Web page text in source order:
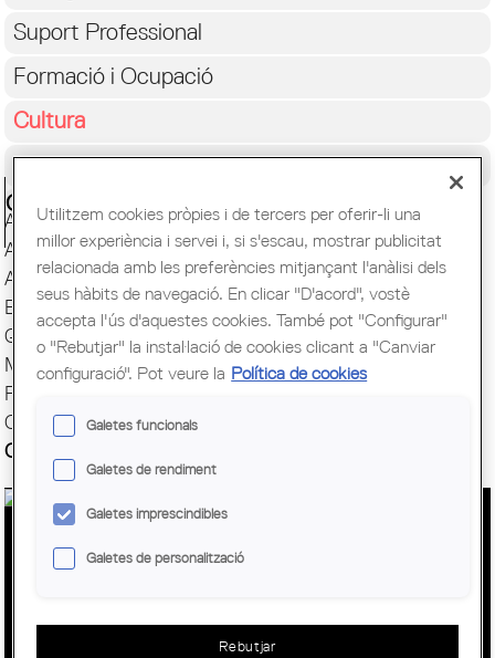
Suport Professional
Formació i Ocupació
Cultura
Congrés Mundial d'Arquitectes UIA
Ciutadania
Actes i Exposicions
Arxiu Històric
Arquitectura catalana
Biblioteca
Quaderns
Mostra d'Arquitectura
Premis Arquitec. Girona
Oficina del Paisatge
Centre Obert d'Arquitectura
CONGRÉS D'ARQUITECTURA 2016.
CONSTRUIR UNA VISIÓ COL·LECTIVA
Utilitzem cookies pròpies i de tercers per oferir-li una
millor experiència i servei i, si s'escau, mostrar publicitat
relacionada amb les preferències mitjançant l'anàlisi dels
seus hàbits de navegació. En clicar "D'acord", vostè
accepta l'ús d'aquestes cookies. També pot "Configurar"
o "Rebutjar" la instal·lació de cookies clicant a "Canviar
configuració". Pot veure la Política de cookies
Galetes funcionals
Galetes de rendiment
Galetes imprescindibles
Galetes de personalització
Rebutjar